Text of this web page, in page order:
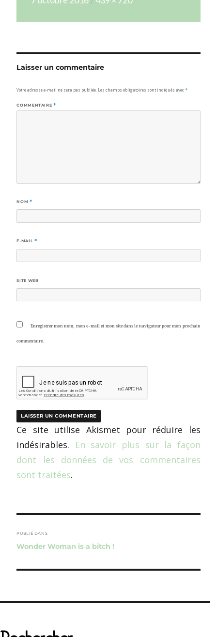
le
réelle
Laisser un commentaire
Votre adresse e-mail ne sera pas publiée. Les champs obligatoires sont indiqués avec*
COMMENTAIRE *
NOM *
E-MAIL *
SITE WEB
Enregistrer mon nom, mon e-mail et mon site dans le navigateur pour mon prochain
commentaire.
Ce site utilise Akismet pour réduire les
indésirables. En savoir plus sur la façon
dont les données de vos commentaires
sont traitées.
de
l’article
PUBLIÉ DANS
Wonder Woman is a bitch !